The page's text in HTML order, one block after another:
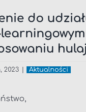
do
2023 Aktualności